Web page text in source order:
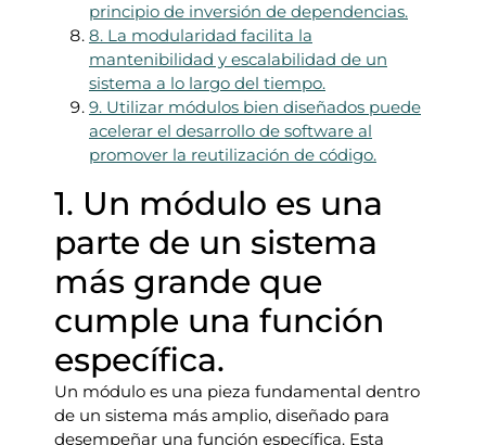
principio de inversión de dependencias.
8. La modularidad facilita la
mantenibilidad y escalabilidad de un
sistema a lo largo del tiempo.
9. Utilizar módulos bien diseñados puede
acelerar el desarrollo de software al
promover la reutilización de código.
1. Un módulo es una
parte de un sistema
más grande que
cumple una función
específica.
Un módulo es una pieza fundamental dentro
de un sistema más amplio, diseñado para
desempeñar una función específica. Esta